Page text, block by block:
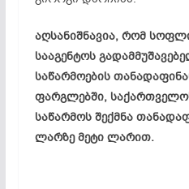
აღსანიშნავია, რომ
სააგენტოს
საწარმოების
ფარგლებში,
საწარმოს შექმნა
ლარზე მეტი ლარით.